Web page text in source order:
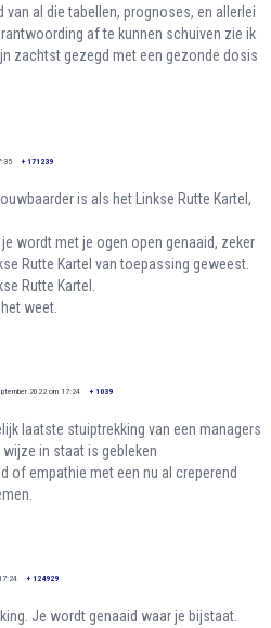
van al die tabellen, prognoses, en allerlei
af te kunnen schuiven zie ik
zachtst gezegd met een gezonde dosis
+ 171239
is als het Linkse Rutte Kartel,
wordt met je ogen open genaaid, zeker
Rutte Kartel van toepassing geweest.
Rutte Kartel.
weet.
2022 om 17:24 + 1039
laatste stuiptrekking van een managers
in staat is gebleken
of empathie met een nu al creperend
+ 124929
Je wordt genaaid waar je bijstaat.